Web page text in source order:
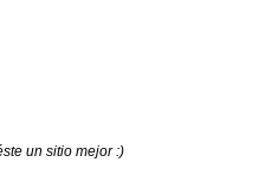
un sitio mejor :)